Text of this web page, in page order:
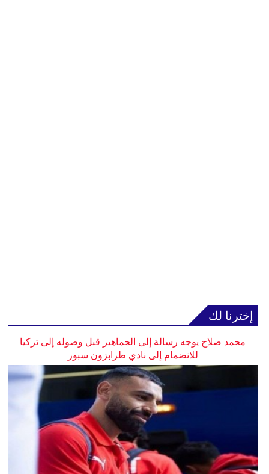
إخترنا لك
محمد صلاح يوجه رسالة إلى الجماهير قبل وصوله إلى تركيا
للانضمام إلى نادي طرابزون سبور